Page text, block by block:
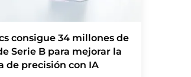
consigue 34 millones de
Serie B para mejorar la
de precisión con IA